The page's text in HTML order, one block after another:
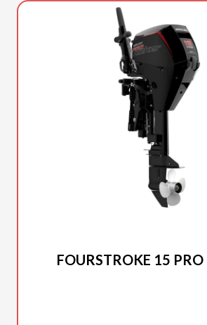
FOURSTROKE 15 PRO